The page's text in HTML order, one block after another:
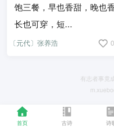
首页 古诗 诗
饱三餐，早也香甜，晚也
长也可穿，短...
〔元代〕张养浩 0
有志者事竟